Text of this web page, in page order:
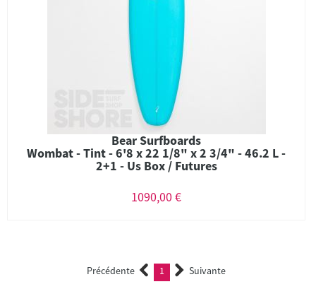
Bear Surfboards
Wombat - Tint - 6'8 x 22 1/8" x 2 3/4" - 46.2 L -
2+1 - Us Box / Futures
1090,00 €
Précédente 1 (current)Suivante